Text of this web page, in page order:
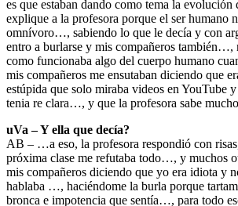
es que estaban dando como tema la
explique a la profesora porque el ser humano
omnívoro…, sabiendo lo que le decía y con
entro a burlarse y mis compañeros también…,
como funcionaba algo del cuerpo humano
mis compañeros me ensutaban diciendo que
estúpida que solo miraba videos en YouTube
tenia re clara…, y que la profesora sabe
uVa – Y ella que decía?
AB – …a eso, la profesora respondió con
próxima clase me refutaba todo…, y muchos
mis compañeros diciendo que yo era idiota y
hablaba …, haciéndome la burla porque
bronca e impotencia que sentía…, para todo